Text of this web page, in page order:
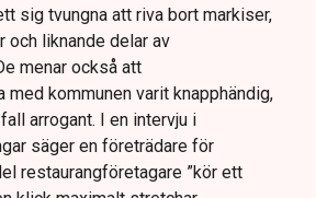
sig tvungna att riva bort markiser,
och liknande delar av
menar också att
med kommunen varit knapphändig,
arrogant. I en intervju i
säger en företrädare för
restaurangföretagare ”kör ett